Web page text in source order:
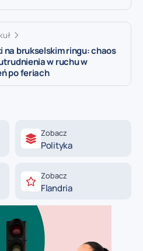
na brukselskim ringu: chaos
w ruchu w
po feriach
Zobacz
Polityka
Zobacz
Flandria